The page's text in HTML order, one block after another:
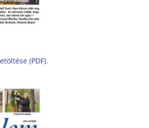
(PDF).